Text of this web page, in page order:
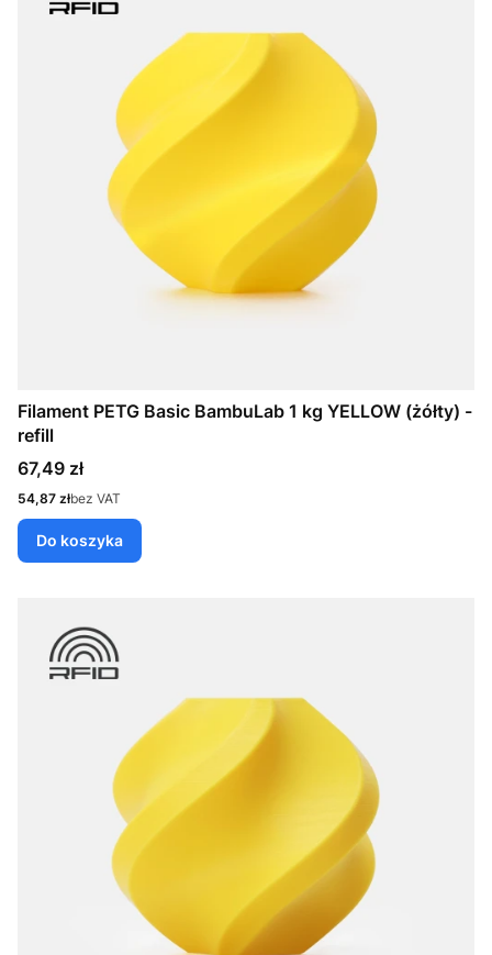
Filament PETG Basic BambuLab 1 kg YELLOW (żółty) -
refill
Cena
67,49 zł
Cena
54,87 złbez VAT
Do koszyka